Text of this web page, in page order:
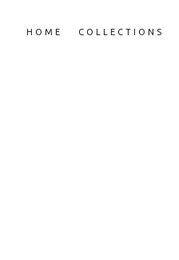
HOME COLLECTIONS